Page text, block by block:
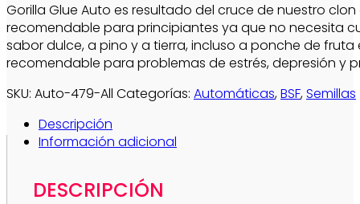
Gorilla Glue Auto es resultado del cruce de nuestro
recomendable para principiantes ya que no necesita
sabor dulce, a pino y a tierra, incluso a ponche de
recomendable para problemas de estrés, depresión y
SKU: Auto-479-All Categorías: Automáticas,BSF,Semillas
Descripción
Información adicional
DESCRIPCIÓN